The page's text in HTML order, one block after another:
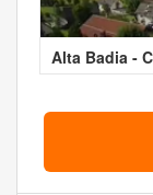
Alta Badia -